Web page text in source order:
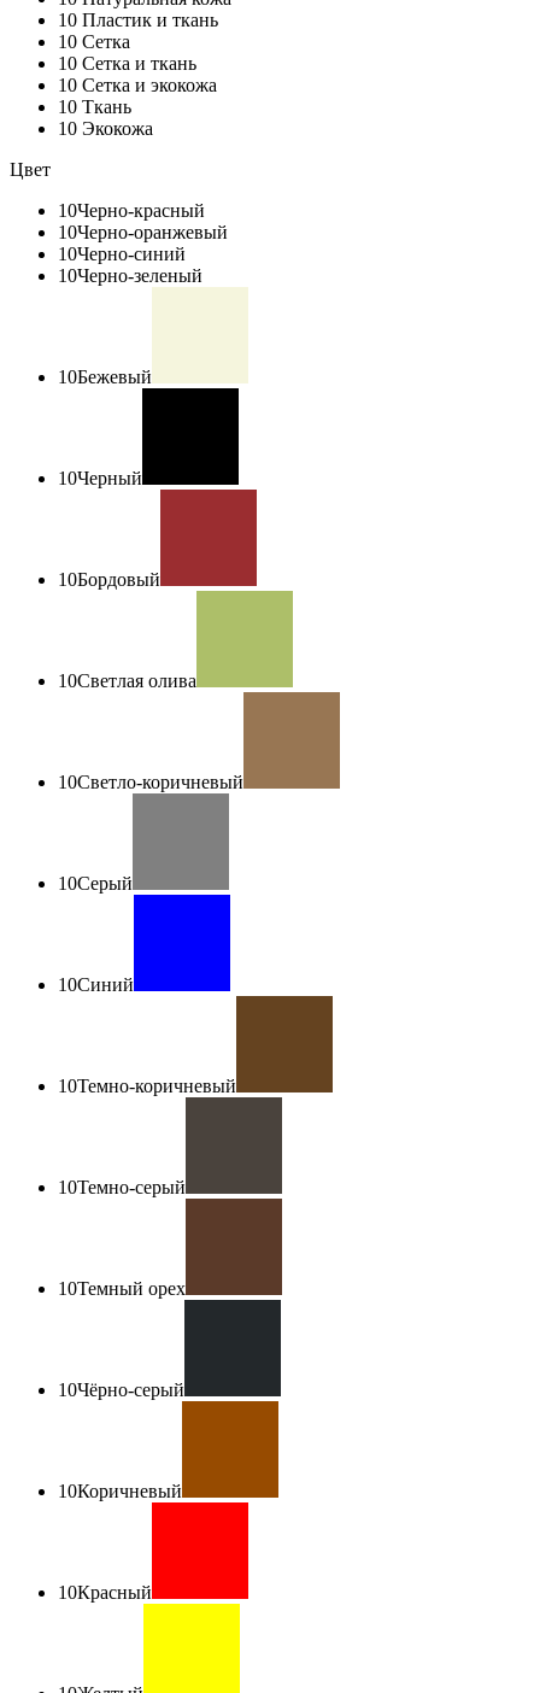
10 Пластик и ткань
10 Сетка
10 Сетка и ткань
10 Сетка и экокожа
10 Ткань
10 Экокожа
Цвет
10Черно-красный
10Черно-оранжевый
10Черно-синий
10Черно-зеленый
10Бежевый
10Черный
10Бордовый
10Светлая олива
10Светло-коричневый
10Серый
10Синий
10Темно-коричневый
10Темно-серый
10Темный орех
10Чёрно-серый
10Коричневый
10Красный